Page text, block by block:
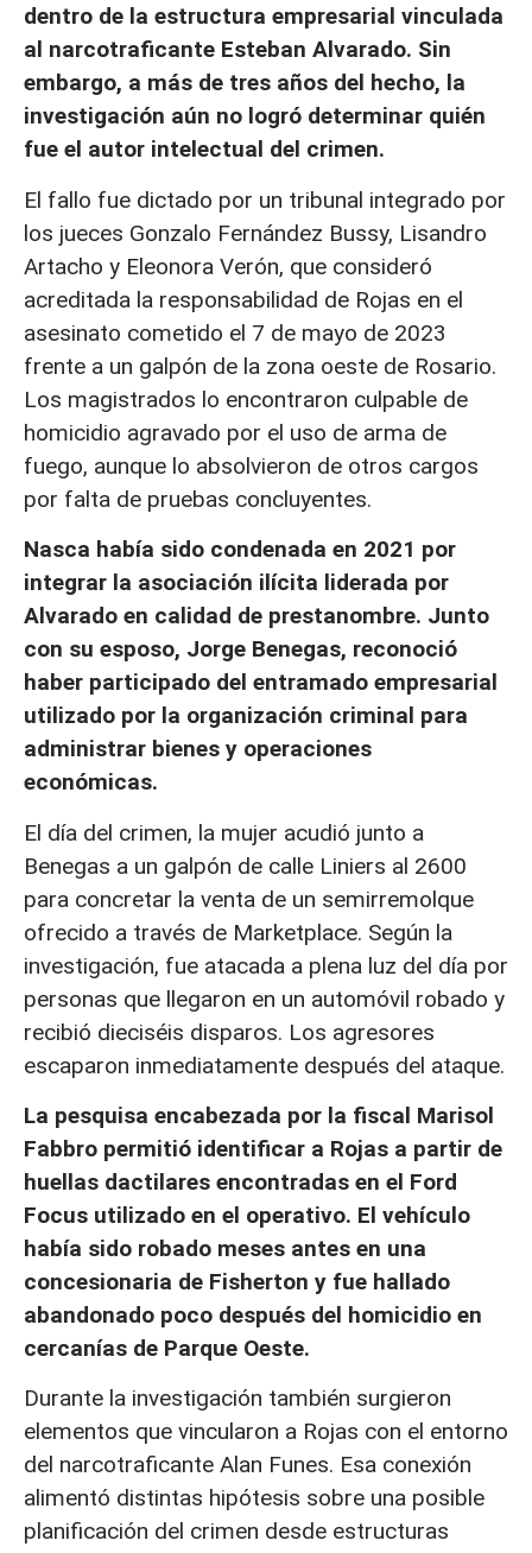
dentro de la estructura empresarial vinculada
al narcotraficante Esteban Alvarado. Sin
embargo, a más de tres años del hecho, la
investigación aún no logró determinar quién
fue el autor intelectual del crimen.
El fallo fue dictado por un tribunal integrado por
los jueces Gonzalo Fernández Bussy, Lisandro
Artacho y Eleonora Verón, que consideró
acreditada la responsabilidad de Rojas en el
asesinato cometido el 7 de mayo de 2023
frente a un galpón de la zona oeste de Rosario.
Los magistrados lo encontraron culpable de
homicidio agravado por el uso de arma de
fuego, aunque lo absolvieron de otros cargos
por falta de pruebas concluyentes.
Nasca había sido condenada en 2021 por
integrar la asociación ilícita liderada por
Alvarado en calidad de prestanombre. Junto
con su esposo, Jorge Benegas, reconoció
haber participado del entramado empresarial
utilizado por la organización criminal para
administrar bienes y operaciones
económicas.
El día del crimen, la mujer acudió junto a
Benegas a un galpón de calle Liniers al 2600
para concretar la venta de un semirremolque
ofrecido a través de Marketplace. Según la
investigación, fue atacada a plena luz del día por
personas que llegaron en un automóvil robado y
recibió dieciséis disparos. Los agresores
escaparon inmediatamente después del ataque.
La pesquisa encabezada por la fiscal Marisol
Fabbro permitió identificar a Rojas a partir de
huellas dactilares encontradas en el Ford
Focus utilizado en el operativo. El vehículo
había sido robado meses antes en una
concesionaria de Fisherton y fue hallado
abandonado poco después del homicidio en
cercanías de Parque Oeste.
Durante la investigación también surgieron
elementos que vincularon a Rojas con el entorno
del narcotraficante Alan Funes. Esa conexión
alimentó distintas hipótesis sobre una posible
planificación del crimen desde estructuras